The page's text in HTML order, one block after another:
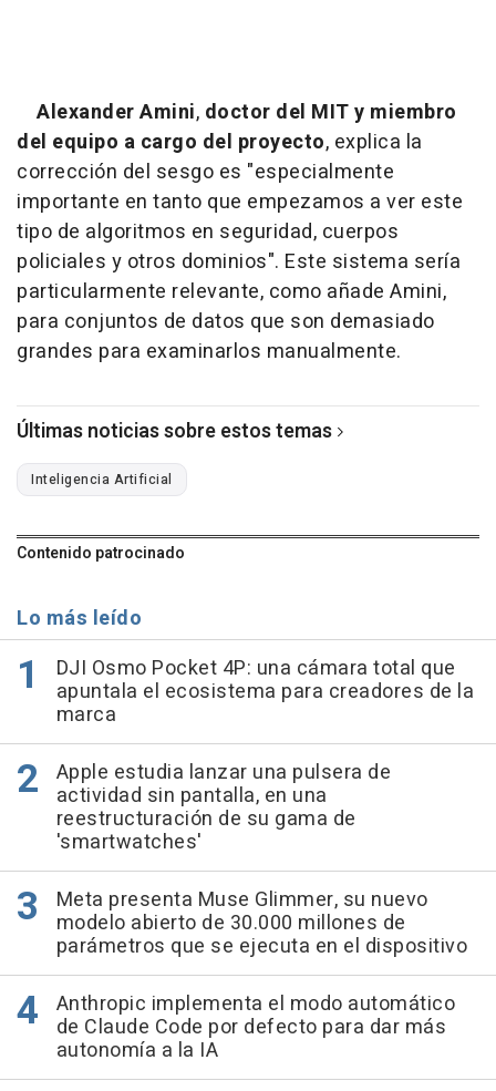
Alexander Amini, doctor del MIT y miembro
del equipo a cargo del proyecto, explica la
corrección del sesgo es "especialmente
importante en tanto que empezamos a ver este
tipo de algoritmos en seguridad, cuerpos
policiales y otros dominios". Este sistema sería
particularmente relevante, como añade Amini,
para conjuntos de datos que son demasiado
grandes para examinarlos manualmente.
Últimas noticias sobre estos temas
Inteligencia Artificial
Contenido patrocinado
Lo más leído
DJI Osmo Pocket 4P: una cámara total que
apuntala el ecosistema para creadores de la
marca
Apple estudia lanzar una pulsera de
actividad sin pantalla, en una
reestructuración de su gama de
'smartwatches'
Meta presenta Muse Glimmer, su nuevo
modelo abierto de 30.000 millones de
parámetros que se ejecuta en el dispositivo
Anthropic implementa el modo automático
de Claude Code por defecto para dar más
autonomía a la IA